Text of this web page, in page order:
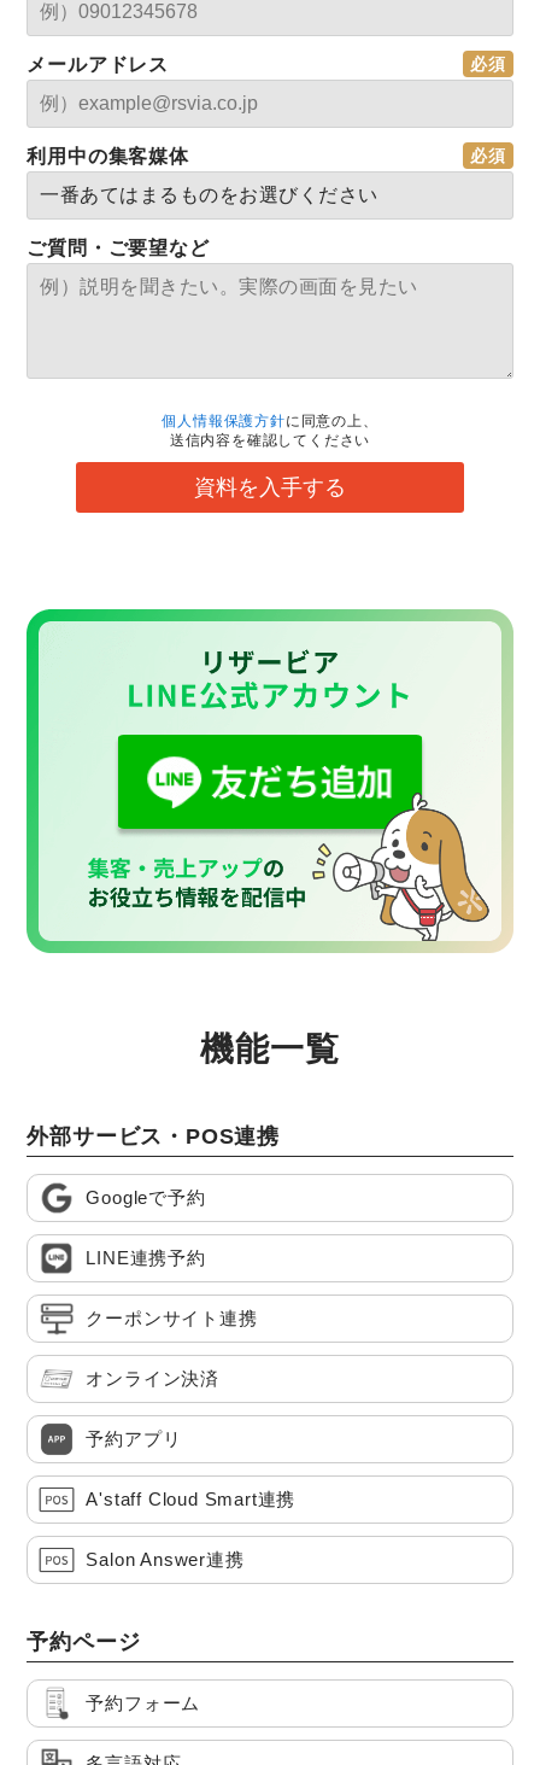
メールアドレス
利用中の集客媒体
ご質問・ご要望など
個人情報保護方針に同意の上、
送信内容を確認してください
資料を入手する
機能一覧
外部サービス・POS連携
Googleで予約
LINE連携予約
クーポンサイト連携
オンライン決済
予約アプリ
A'staff Cloud Smart連携
Salon Answer連携
予約ページ
予約フォーム